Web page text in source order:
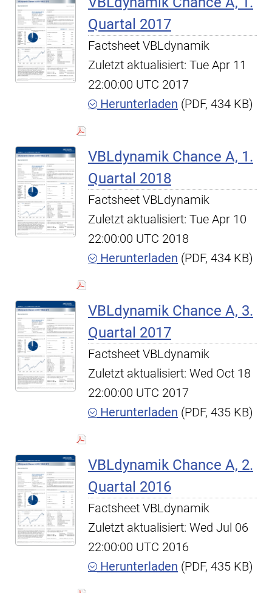
Quartal 2017
Factsheet VBLdynamik
Zuletzt aktualisiert: Tue Apr 11
22:00:00 UTC 2017
Herunterladen (PDF, 434 KB)
VBLdynamik Chance A, 1.
Quartal 2018
Factsheet VBLdynamik
Zuletzt aktualisiert: Tue Apr 10
22:00:00 UTC 2018
Herunterladen (PDF, 434 KB)
VBLdynamik Chance A, 3.
Quartal 2017
Factsheet VBLdynamik
Zuletzt aktualisiert: Wed Oct 18
22:00:00 UTC 2017
Herunterladen (PDF, 435 KB)
VBLdynamik Chance A, 2.
Quartal 2016
Factsheet VBLdynamik
Zuletzt aktualisiert: Wed Jul 06
22:00:00 UTC 2016
Herunterladen (PDF, 435 KB)